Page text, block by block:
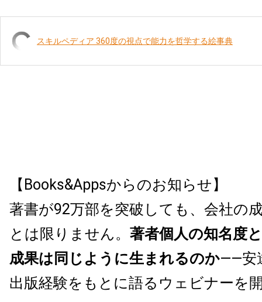
スキルペディア 360度の視点で能力を哲学する絵事典
【Books&Appsからのお知らせ】
著書が92万部を突破しても、会社の
とは限りません。 著者個人の知名度
成果は同じように生まれるのか——安
出版経験をもとに語るウェビナーを